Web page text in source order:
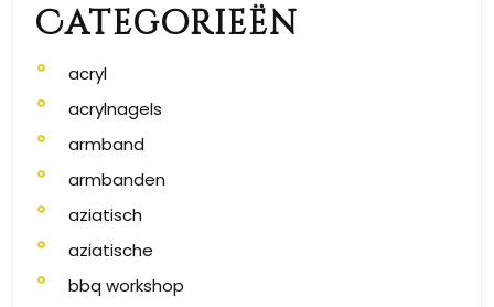
Categorieën
acryl
acrylnagels
armband
armbanden
aziatisch
aziatische
bbq workshop